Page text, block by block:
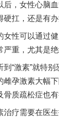
后，女性心脑
扛，还是有办
可以通过健
严重，尤其是
激素”就特别
雌孕激素大幅
骨质疏松症也有
需要在医生
力责任有效落实